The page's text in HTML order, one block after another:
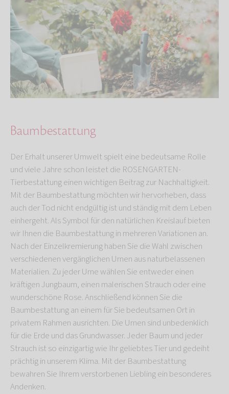
Baumbestattung
Der Erhalt unserer Umwelt spielt eine bedeutsame Rolle
und viele Jahre schon leistet die ROSENGARTEN-
Tierbestattung einen wichtigen Beitrag zur Nachhaltigkeit.
Mit der Baumbestattung möchten wir hervorheben, dass
auch der Tod nicht endgültig ist und ständig mit dem Leben
einhergeht. Als Symbol für den natürlichen Kreislauf bieten
wir Ihnen die Baumbestattung in mehreren Variationen an.
Nach der Einzelkremierung haben Sie die Wahl zwischen
verschiedenen vergänglichen Urnen aus naturbelassenen
Materialien. Zu jeder Urne wählen Sie entweder einen
kräftigen Jungbaum, einen malerischen Strauch oder eine
wunderschöne Rose. Anschließend können Sie die
Baumbestattung an einem für Sie bedeutsamen Ort in
privatem Rahmen ausrichten. Die Urnen sind unbedenklich
für die Erde und das Grundwasser. Jeder Baum und jeder
Strauch ist so einzigartig wie Ihr geliebtes Tier und gedeiht
prächtig in unserem Klima. Mit der Baumbestattung
bewahren Sie Ihrem verstorbenen Liebling ein besonderes
Andenken.